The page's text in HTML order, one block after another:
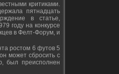
критиками.
пятнадцать
в статье,
году на конкурсе
в Фелт-Форум, и
ростом 6 футов 5
может сбросить с
был преисполнен